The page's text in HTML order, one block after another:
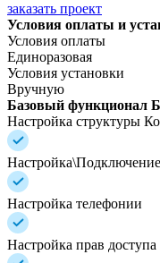
заказать проект
Условия оплаты и
Условия оплаты
Единоразовая
Условия установки
Вручную
Базовый функционал
Настройка структуры
Настройка телефонии
Настройка прав